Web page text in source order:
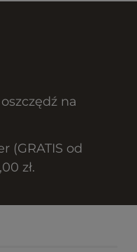
na
(GRATIS od
zł.